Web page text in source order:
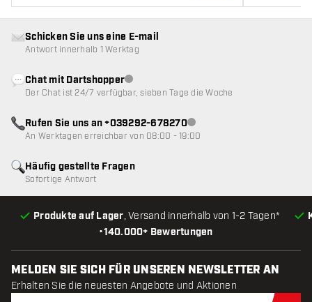
•140.000+ Bewertungen
Produkte auf Lager, Versand innerhalb von 1-2 Tagen*
Häufig gestellte Fragen
Sofortige Antwort
Schicken Sie uns eine E-mail
Antwort innerhalb 1 Werktag
Chat mit DartshopperKundenservice nicht verfügbar
Der Chat ist 24/7 verfügbar, sieben Tage die Woche
Rufen Sie uns an +039292-678270Kundenservice nicht
An Werktagen erreichbar von 08:00 - 19:00
MELDEN SIE SICH FÜR UNSEREN NEWSLETTER AN
Erhalten Sie die neuesten Angebote und Aktionen